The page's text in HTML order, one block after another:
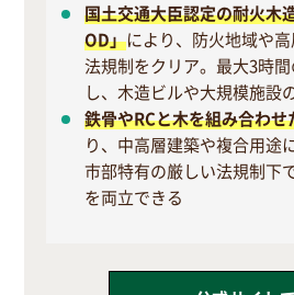
国土交通大臣認定の耐火木
OD」により、防火地域や
法規制をクリア。最大3時
し、木造ビルや大規模施設
鉄骨やRCと木を組み合わせ
り、中高層建築や複合用途
市部特有の厳しい法規制下
を両立できる